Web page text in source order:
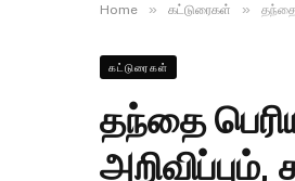
Home » கட்டுரைகள் » தந்தை
கட்டுரைகள்
தந்தை
அறிவிப்பும்,